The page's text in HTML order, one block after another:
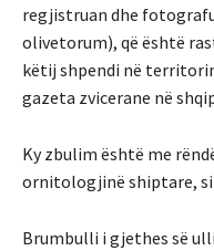
regjistruan dhe
olivetorum), që është
këtij shpendi në
gazeta zvicerane në
Ky zbulim është me
ornitologjinë shiptare,
Brumbulli i gjethes së